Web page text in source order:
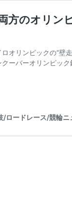
方のオリ
ロオリンピックの“壁
ーバーオリンピッ
/ロードレース/競輪ニ